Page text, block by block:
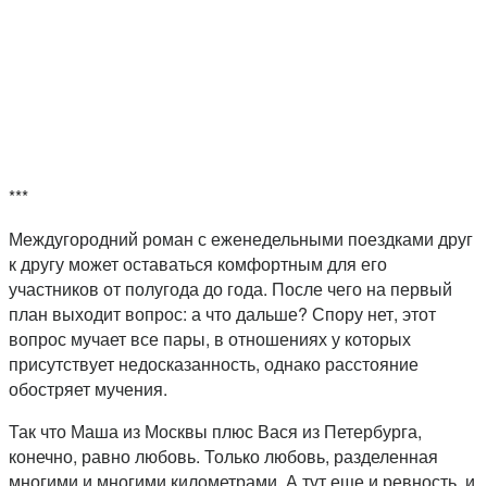
***
Междугородний роман с еженедельными поездками друг
к другу может оставаться комфортным для его
участников от полугода до года. После чего на первый
план выходит вопрос: а что дальше? Спору нет, этот
вопрос мучает все пары, в отношениях у которых
присутствует недосказанность, однако расстояние
обостряет мучения.
Так что Маша из Москвы плюс Вася из Петербурга,
конечно, равно любовь. Только любовь, разделенная